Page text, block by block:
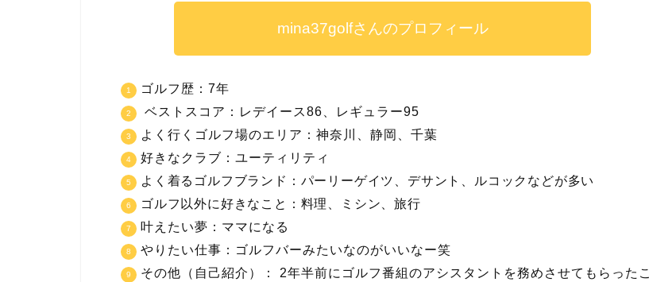
mina37golfさんのプロフィール
ゴルフ歴：7年
ベストスコア：レデイース86、レギュラー95
よく行くゴルフ場のエリア：神奈川、静岡、千葉
好きなクラブ：ユーティリティ
よく着るゴルフブランド：パーリーゲイツ、デサント、ルコックなどが多い
ゴルフ以外に好きなこと：料理、ミシン、旅行
叶えたい夢：ママになる
やりたい仕事：ゴルフバーみたいなのがいいなー笑
その他（自己紹介）： 2年半前にゴルフ番組のアシスタントを務めさせてもらったこ